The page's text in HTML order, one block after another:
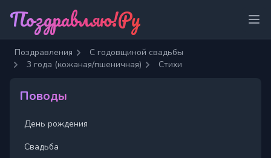
Поздравляю!Ру
Поздравления
С годовщиной свадьбы
3 года (кожаная/пшеничная)
Стихи
Поводы
День рождения
Свадьба